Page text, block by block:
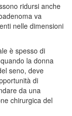
ridursi anche
va
nelle dimensioni
è spesso di
la donna
seno, deve
di
da una
chirurgica del